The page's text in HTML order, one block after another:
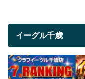
イーグル千歳